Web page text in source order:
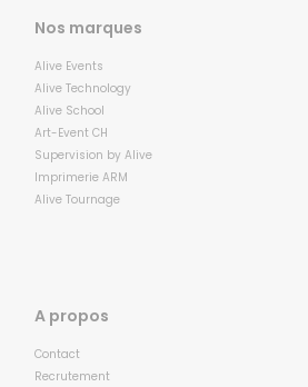
Nos marques
Alive Events
Alive Technology
Alive School
Art-Event CH
Supervision by Alive
Imprimerie ARM
Alive Tournage
A propos
Contact
Recrutement